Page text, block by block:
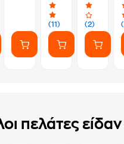
(11)
σχέδιο
(1
Τεμάχιο)
(2)
πελάτες